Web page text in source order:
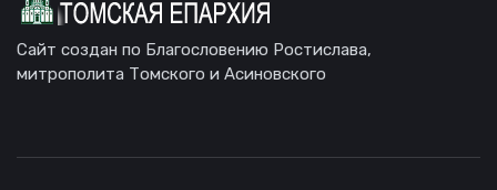
Сайт создан по Благословению Ростислава,
митрополита Томского и Асиновского